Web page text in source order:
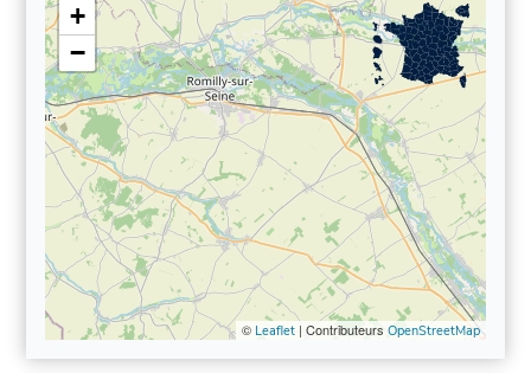
+
−
© Leaflet| Contributeurs OpenStreetMap